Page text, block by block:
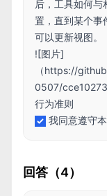
后，工具如何与
置，直到某个事
可以更新视图。
![图片]
（https://
0507/
行为准则
我同意遵守
回答（4）